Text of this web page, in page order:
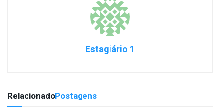
Estagiário 1
RelacionadoPostagens